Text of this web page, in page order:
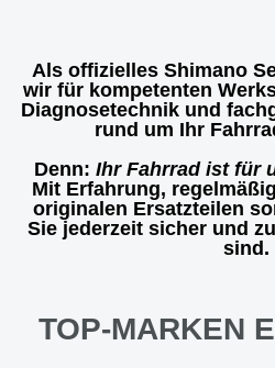
Als offizielles Shimano
wir für kompetenten
Diagnosetechnik und
rund um Ihr
Denn: Ihr Fahrrad ist für
Mit Erfahrung,
originalen Ersatzteilen
Sie jederzeit sicher und
sind.
TOP-MARKEN